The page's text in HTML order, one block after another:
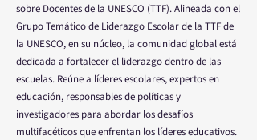
sobre Docentes de la UNESCO (TTF). Alineada con el
Grupo Temático de Liderazgo Escolar de la TTF de
la UNESCO, en su núcleo, la comunidad global está
dedicada a fortalecer el liderazgo dentro de las
escuelas. Reúne a líderes escolares, expertos en
educación, responsables de políticas y
investigadores para abordar los desafíos
multifacéticos que enfrentan los líderes educativos.